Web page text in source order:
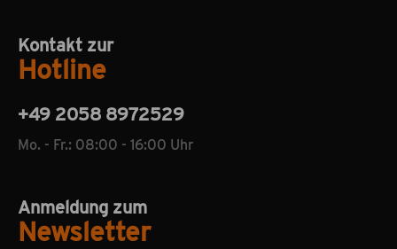
Kontakt zur
Hotline
+49 2058 8972529
Mo. - Fr.: 08:00 - 16:00 Uhr
Anmeldung zum
Newsletter